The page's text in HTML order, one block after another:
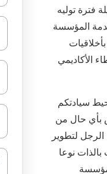
فترة توليه
المؤسسة
الأكاديمي
سيادتكم
وهي لا تعكس بأي حال من
الرجل لتطوير
نوعا